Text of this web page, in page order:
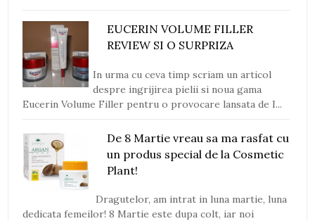
EUCERIN VOLUME FILLER
REVIEW SI O SURPRIZA
In urma cu ceva timp scriam un articol
despre ingrijirea pielii si noua gama
Eucerin Volume Filler pentru o provocare lansata de I...
De 8 Martie vreau sa ma rasfat cu
un produs special de la Cosmetic
Plant!
Dragutelor, am intrat in luna martie, luna
dedicata femeilor! 8 Martie este dupa colt, iar noi